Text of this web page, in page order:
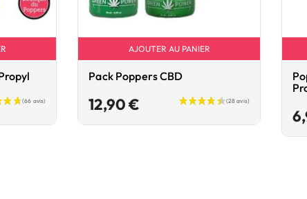
AJOUTER AU PANIER
Pack Poppers CBD
12,90 €